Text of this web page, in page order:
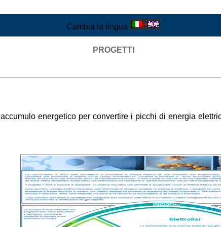
Cambia la lingua
PROGETTI
energetico per convertire i picchi di energia